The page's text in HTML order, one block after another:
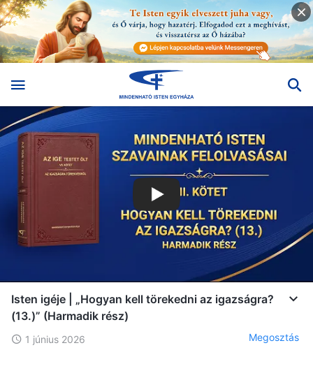
Isten igéje | „Hogyan kell törekedni az igazságra?
(13.)” (Harmadik rész)
1 június 2026 Megosztás